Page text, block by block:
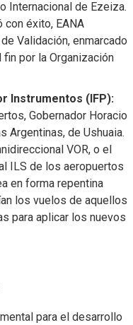
Internacional de Ezeiza.
con éxito, EANA
Validación, enmarcado
por la Organización
Instrumentos (IFP):
Gobernador Horacio
Argentinas, de Ushuaia.
VOR, o el
ILS de los aeropuertos
en forma repentina
los vuelos de aquellos
para aplicar los nuevos
para el desarrollo